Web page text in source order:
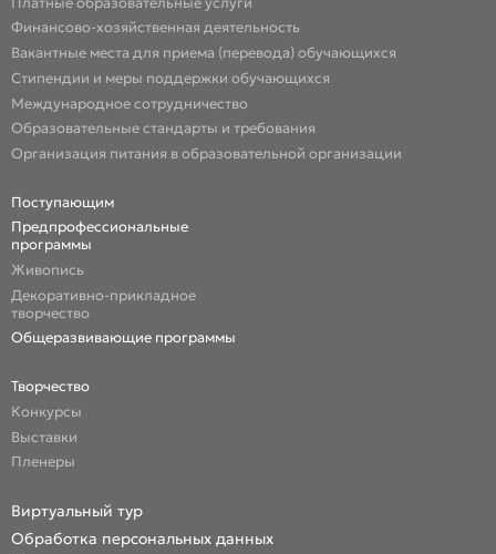
Финансово-хозяйственная деятельность
Вакантные места для приема (перевода) обучающихся
Стипендии и меры поддержки обучающихся
Международное сотрудничество
Образовательные стандарты и требования
Организация питания в образовательной организации
Поступающим
Предпрофессиональные
программы
Живопись
Декоративно-прикладное
творчество
Общеразвивающие программы
Творчество
Конкурсы
Выставки
Пленеры
Виртуальный тур
Обработка персональных данных